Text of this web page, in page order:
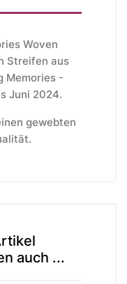
Woven
Streifen aus
Memories -
Juni 2024.
gewebten
auch ...